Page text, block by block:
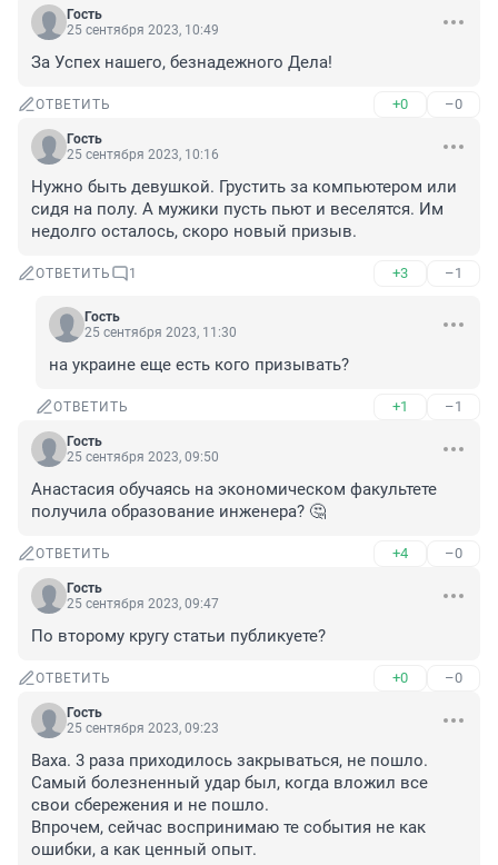
Гость
25 сентября 2023, 10:49
За Успех нашего, безнадежного Дела!
ОТВЕТИТЬ +0 –0
Гость
25 сентября 2023, 10:16
Нужно быть девушкой. Грустить за компьютером или
сидя на полу. А мужики пусть пьют и веселятся. Им
недолго осталось, скоро новый призыв.
ОТВЕТИТЬ 1 +3 –1
Гость
25 сентября 2023, 11:30
на украине еще есть кого призывать?
ОТВЕТИТЬ +1 –1
Гость
25 сентября 2023, 09:50
Анастасия обучаясь на экономическом факультете
получила образование инженера? 🤔
ОТВЕТИТЬ +4 –0
Гость
25 сентября 2023, 09:47
По второму кругу статьи публикуете?
ОТВЕТИТЬ +0 –0
Гость
25 сентября 2023, 09:23
Ваха. 3 раза приходилось закрываться, не пошло.
Самый болезненный удар был, когда вложил все
свои сбережения и не пошло.
Впрочем, сейчас воспринимаю те события не как
ошибки, а как ценный опыт.